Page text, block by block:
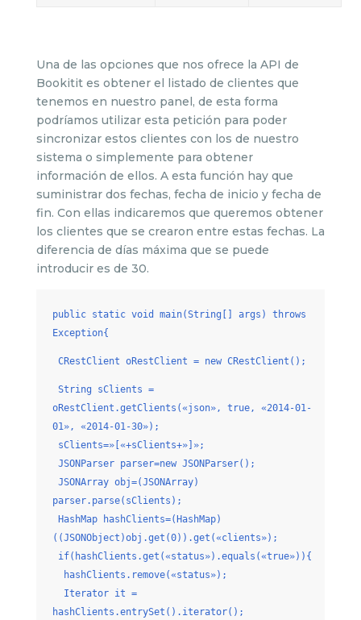
Una de las opciones que nos ofrece la API de
Bookitit es obtener el listado de clientes que
tenemos en nuestro panel, de esta forma
podríamos utilizar esta petición para poder
sincronizar estos clientes con los de nuestro
sistema o simplemente para obtener
información de ellos. A esta función hay que
suministrar dos fechas, fecha de inicio y fecha de
fin. Con ellas indicaremos que queremos obtener
los clientes que se crearon entre estas fechas. La
diferencia de días máxima que se puede
introducir es de 30.
public static void main(String[] args) throws
Exception{
CRestClient oRestClient = new CRestClient();
String sClients =
oRestClient.getClients(«json», true, «2014-01-
01», «2014-01-30»);
sClients=»[«+sClients+»]»;
JSONParser parser=new JSONParser();
JSONArray obj=(JSONArray)
parser.parse(sClients);
HashMap hashClients=(HashMap)
((JSONObject)obj.get(0)).get(«clients»);
if(hashClients.get(«status»).equals(«true»)){
hashClients.remove(«status»);
Iterator it =
hashClients.entrySet().iterator();